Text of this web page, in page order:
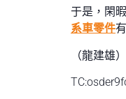
于是，閑
系車零件有
（龍建雄）